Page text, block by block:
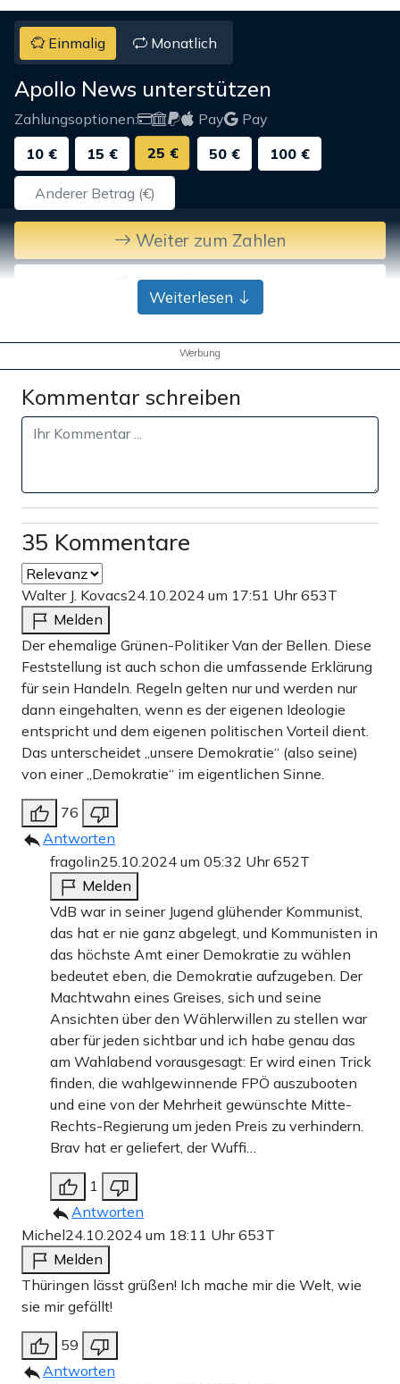
Einmalig Monatlich
Apollo News unterstützen
Zahlungsoptionen: Pay
Pay
10 €
15 € 25 € 50 € 100 €
Weiter zum Zahlen
Bank-Überweisung
Weiterlesen
Werbung
Kommentar schreiben
35 Kommentare
Walter J. Kovacs24.10.2024 um 17:51 Uhr653T
Melden
Der ehemalige Grünen-Politiker Van der Bellen. Diese
Feststellung ist auch schon die umfassende Erklärung
für sein Handeln. Regeln gelten nur und werden nur
dann eingehalten, wenn es der eigenen Ideologie
entspricht und dem eigenen politischen Vorteil dient.
Das unterscheidet „unsere Demokratie“ (also seine)
von einer „Demokratie“ im eigentlichen Sinne.
76
Antworten
fragolin25.10.2024 um 05:32 Uhr652T
Melden
VdB war in seiner Jugend glühender Kommunist,
das hat er nie ganz abgelegt, und Kommunisten in
das höchste Amt einer Demokratie zu wählen
bedeutet eben, die Demokratie aufzugeben. Der
Machtwahn eines Greises, sich und seine
Ansichten über den Wählerwillen zu stellen war
aber für jeden sichtbar und ich habe genau das
am Wahlabend vorausgesagt: Er wird einen Trick
finden, die wahlgewinnende FPÖ auszubooten
und eine von der Mehrheit gewünschte Mitte-
Rechts-Regierung um jeden Preis zu verhindern.
Brav hat er geliefert, der Wuffi…
1
Antworten
Michel24.10.2024 um 18:11 Uhr653T
Melden
Thüringen lässt grüßen! Ich mache mir die Welt, wie
sie mir gefällt!
59
Antworten